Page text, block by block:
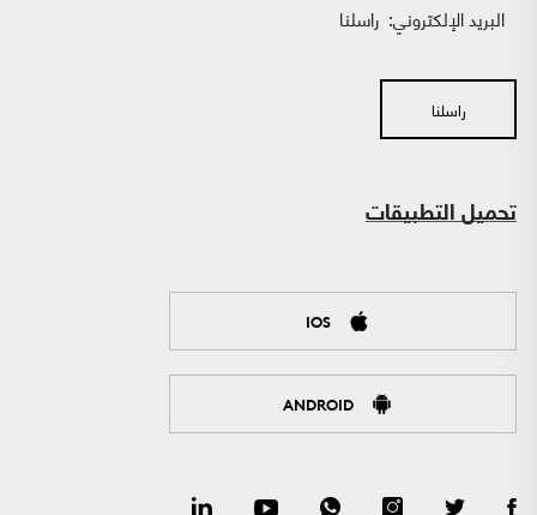
البريد الإلكتروني: راسلنا
راسلنا
تحميل التطبيقات
IOS
ANDROID